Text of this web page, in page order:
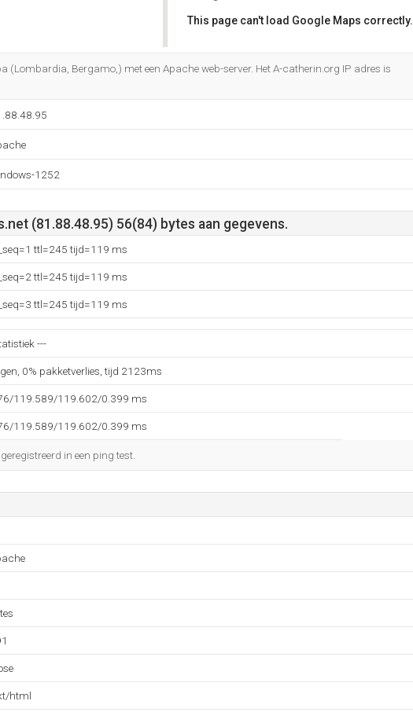
This page can't load Google Maps correctly.
(Lombardia, Bergamo,) met een Apache web-server. Het A-catherin.org IP adres is
1252
(81.88.48.95) 56(84) bytes aan gegevens.
ttl=245 tijd=119 ms
ttl=245 tijd=119 ms
ttl=245 tijd=119 ms
---
0% pakketverlies, tijd 2123ms
119.589/119.602/0.399 ms
119.589/119.602/0.399 ms
in een ping test.
html